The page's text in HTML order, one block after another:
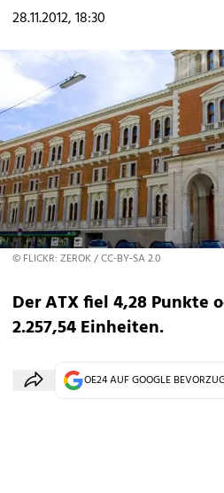
28.11.2012, 18:30
© FLICKR: ZEROK / CC-BY-SA 2.0
Der ATX fiel 4,28 Punkte
2.257,54 Einheiten.
OE24 AUF GOOGLE